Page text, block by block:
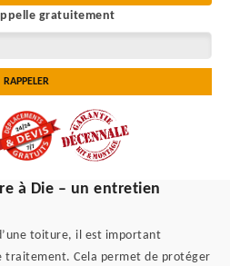
gratuitement
à Die – un entretien
toiture, il est important
traitement. Cela permet de protéger